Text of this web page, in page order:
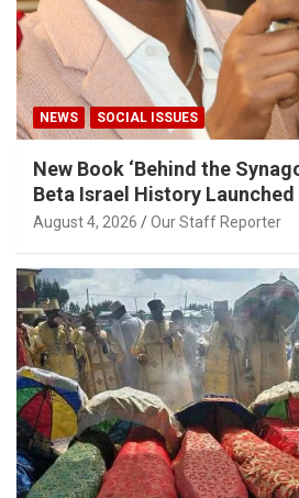
NEWS SOCIAL ISSUES
New Book ‘Behind the
Beta Israel History
August 4, 2026 Our Staff Reporter